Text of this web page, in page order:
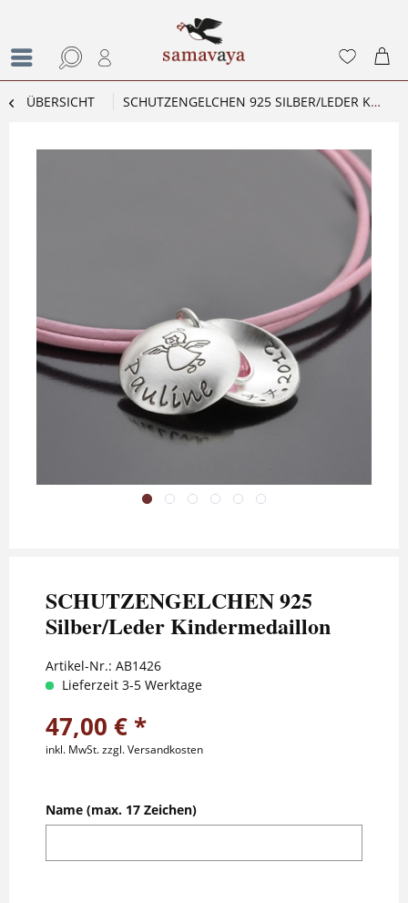
ÜBERSICHT SCHUTZENGELCHEN 925 SILBER/LEDER KINDERMEDAILLON
SCHUTZENGELCHEN 925
Silber/Leder Kindermedaillon
Artikel-Nr.: AB1426
Lieferzeit 3-5 Werktage
47,00 € *
inkl. MwSt.zzgl. Versandkosten
Name (max. 17 Zeichen)